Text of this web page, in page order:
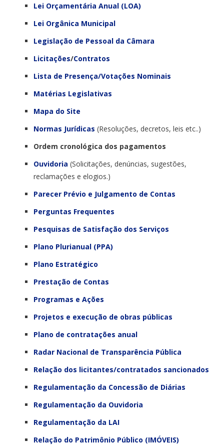
Lei Orçamentária Anual (LOA)
Lei Orgânica Municipal
Legislação de Pessoal da Câmara
Licitações/Contratos
Lista de Presença/Votações Nominais
Matérias Legislativas
Mapa do Site
Normas Jurídicas (Resoluções, decretos, leis etc..)
Ordem cronológica dos pagamentos
Ouvidoria (Solicitações, denúncias, sugestões,
reclamações e elogios.)
Parecer Prévio e Julgamento de Contas
Perguntas Frequentes
Pesquisas de Satisfação dos Serviços
Plano Plurianual (PPA)
Plano Estratégico
Prestação de Contas
Programas e Ações
Projetos e execução de obras públicas
Plano de contratações anual
Radar Nacional de Transparência Pública
Relação dos licitantes/contratados sancionados
Regulamentação da Concessão de Diárias
Regulamentação da Ouvidoria
Regulamentação da LAI
Relação do Patrimônio Público (IMÓVEIS)